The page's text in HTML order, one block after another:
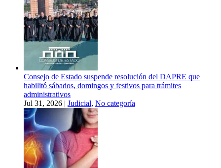
Consejo de Estado suspende resolución del DAPRE que
habilitó sábados, domingos y festivos para trámites
administrativos
Jul 31, 2026 | Judicial, No categoría